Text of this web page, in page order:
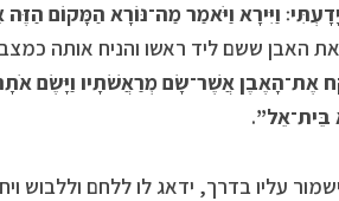
וַיִּירָא וַיֹּאמַר מַה־נּוֹרָא הַמָּקוֹם
האבן ששם ליד ראשו והניח אותה
אֶת־הָאֶבֶן אֲשֶׁר־שָׂם מְרַאֲשֹׁתָיו וַיָּשֶׂם
בֵּית־אֵל”.
עליו בדרך, ידאג לו ללחם וללבוש